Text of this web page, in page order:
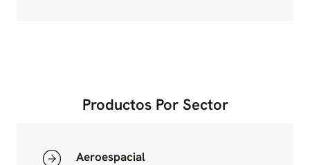
Productos Por Sector
Aeroespacial